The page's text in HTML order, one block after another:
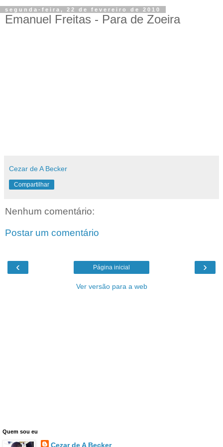
segunda-feira, 22 de fevereiro de 2010
Emanuel Freitas - Para de Zoeira
Cezar de A Becker
Compartilhar
Nenhum comentário:
Postar um comentário
‹ ›
Página inicial
Ver versão para a web
Quem sou eu
Cezar de A Becker